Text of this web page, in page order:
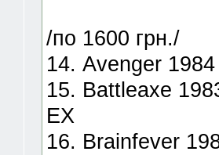
/по 1600 грн./
14. Avenger
15. Battleaxe
EX
16. Brainfever